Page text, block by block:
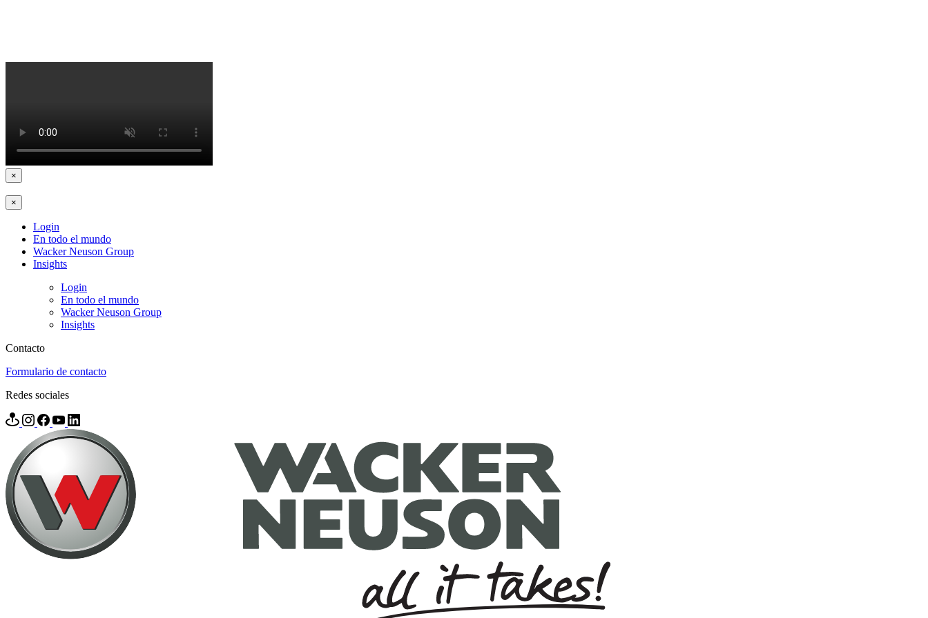
×
×
Login
En todo el mundo
Wacker Neuson Group
Insights
Login
En todo el mundo
Wacker Neuson Group
Insights
Contacto
Formulario de contacto
Redes sociales